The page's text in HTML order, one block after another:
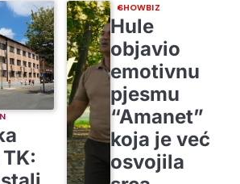
SHOWBIZ
Hule
objavio
emotivnu
pjesmu
“Amanet”
koja je već
osvojila